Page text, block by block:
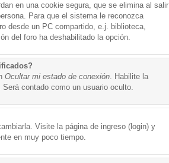
en una cookie segura, que se elimina al salir
Para que el sistema le reconozca
desde un PC compartido, e.j. biblioteca,
del foro ha deshabilitado la opción.
Ocultar mi estado de conexión. Habilite la
contado como un usuario oculto.
Visite la página de ingreso (login) y
en muy poco tiempo.